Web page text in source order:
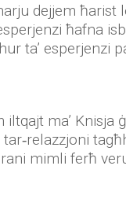
dejjem ħarist
ħafna
ta’
ma’ Knisja
mimli ferħ